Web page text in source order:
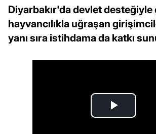
Diyarbakır'da devlet
hayvancılıkla uğraşan
yanı sıra istihdama da katkı